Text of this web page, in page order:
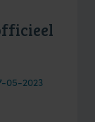
05-2023